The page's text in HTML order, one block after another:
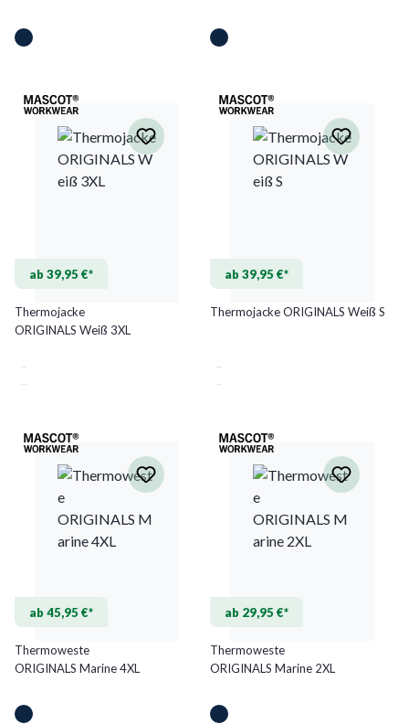
ab 39,95 €*
Thermojacke
ORIGINALS Weiß 3XL
ab 39,95 €*
Thermojacke ORIGINALS Weiß S
ab 45,95 €*
Thermoweste
ORIGINALS Marine 4XL
ab 29,95 €*
Thermoweste
ORIGINALS Marine 2XL